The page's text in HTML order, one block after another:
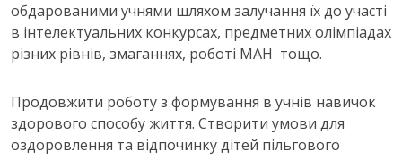
обдарованими учнями шляхом залучання їх до участі
в інтелектуальних конкурсах, предметних олімпіадах
різних рівнів, змаганнях, роботі МАН тощо.
Продовжити роботу з формування в учнів навичок
здорового способу життя. Створити умови для
оздоровлення та відпочинку дітей пільгового